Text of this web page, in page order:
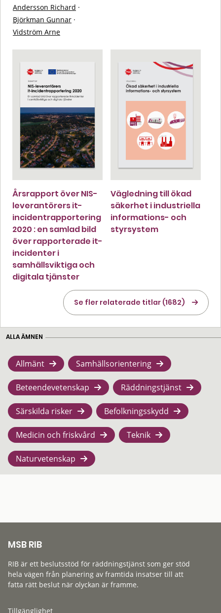
Andersson Richard ·
Björkman Gunnar ·
Vidström Arne
Årsrapport över NIS-
leverantörers it-
incidentrapportering
2020 : en samlad bild
över rapporterade it-
incidenter i
samhällsviktiga och
digitala tjänster
Vägledning till ökad
säkerhet i industriella
informations- och
styrsystem
Se fler relaterade titlar (1682)
ALLA ÄMNEN
Allmänt Samhällsorientering
Beteendevetenskap Räddningstjänst
Särskilda risker Befolkningsskydd
Medicin och friskvård Teknik
Naturvetenskap
MSB RIB
RIB är ett beslutsstöd för räddningstjänst som ger stöd
hela vägen från planering av framtida insatser till att
fatta rätt beslut när olyckan är framme.
Tillgänglighet